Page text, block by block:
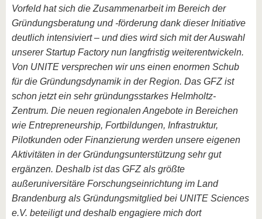
Vorfeld hat sich die Zusammenarbeit im Bereich der
Gründungsberatung und -förderung dank dieser Initiative
deutlich intensiviert – und dies wird sich mit der Auswahl
unserer Startup Factory nun langfristig weiterentwickeln.
Von UNITE versprechen wir uns einen enormen Schub
für die Gründungsdynamik in der Region. Das GFZ ist
schon jetzt ein sehr gründungsstarkes Helmholtz-
Zentrum. Die neuen regionalen Angebote in Bereichen
wie Entrepreneurship, Fortbildungen, Infrastruktur,
Pilotkunden oder Finanzierung werden unsere eigenen
Aktivitäten in der Gründungsunterstützung sehr gut
ergänzen. Deshalb ist das GFZ als größte
außeruniversitäre Forschungseinrichtung im Land
Brandenburg als Gründungsmitglied bei UNITE Sciences
e.V. beteiligt und deshalb engagiere mich dort